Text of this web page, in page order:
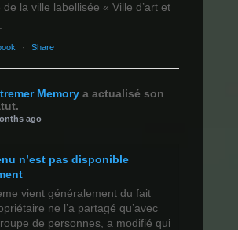
la ville labellisée « Ville d’art et
· Share
Memory a actualisé son
ago
n’est pas disponible
vient généralement du fait
ne l’a partagé qu’avec
de personnes, a modifié qui